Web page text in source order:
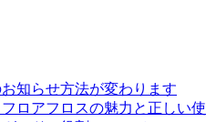
知らせ方法が変わります
フロアフロスの魅力と正しい